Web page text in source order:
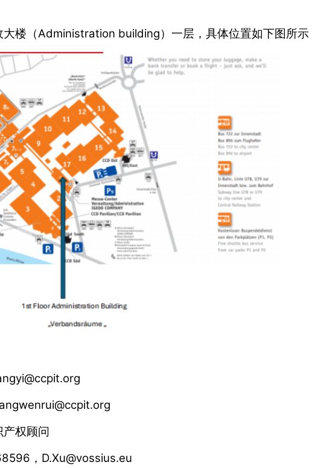
楼（Administration building）一层，具体位置如下图所示
权顾问
，D.Xu@vossius.eu